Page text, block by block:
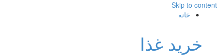
Skip to content
خانه
خرید غذا